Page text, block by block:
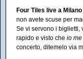
Four Tiles live a
non avete scuse per
Se vi servono i biglietti,
rapido e visto che io
concerto, ditemelo via